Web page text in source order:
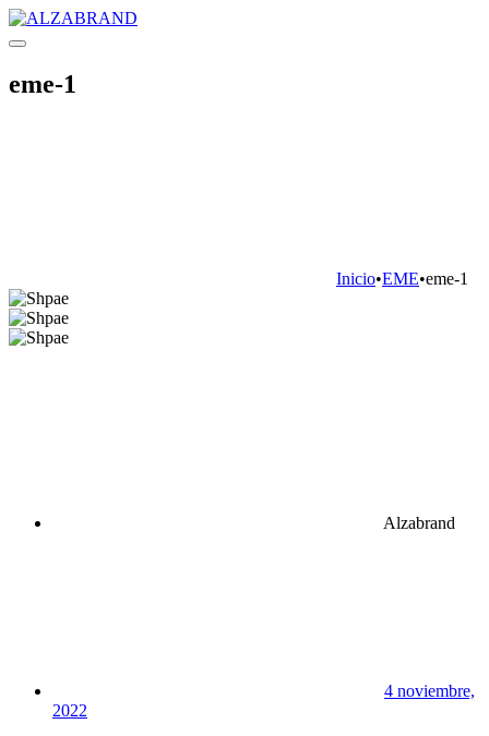
eme-1
Inicio•EME•eme-1
Alzabrand
4 noviembre,
2022